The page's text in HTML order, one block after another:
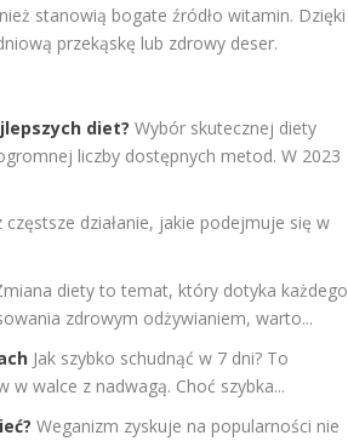
stanowią bogate źródło witamin. Dzięki
przekąskę lub zdrowy deser.
diet? Wybór skutecznej diety
liczby dostępnych metod. W 2023
działanie, jakie podejmuje się w
diety to temat, który dotyka każdego
zdrowym odżywianiem, warto...
Jak szybko schudnąć w 7 dni? To
walce z nadwagą. Choć szybka...
Weganizm zyskuje na popularności nie